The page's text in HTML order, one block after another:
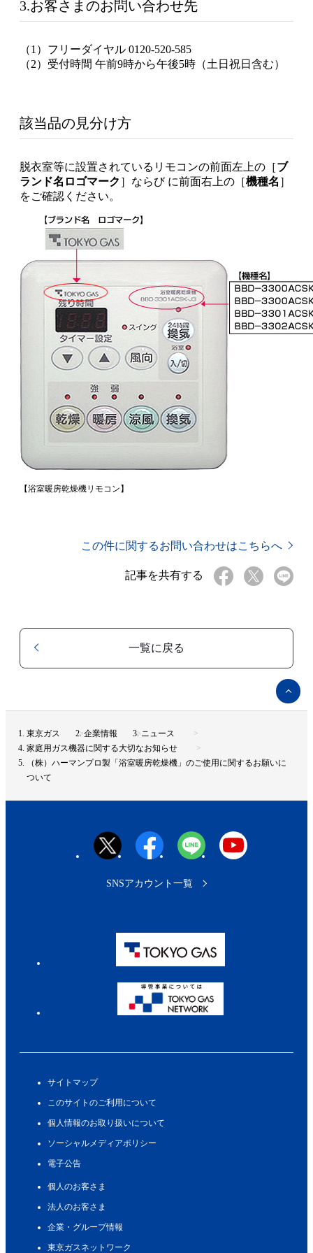
3.お客さまのお問い合わせ先
（1）フリーダイヤル 0120-520-585
（2）受付時間 午前9時から午後5時（土日祝日含む）
該当品の見分け方
脱衣室等に設置されているリモコンの前面左上の［ブ
ランド名ロゴマーク ］ならび に前面右上の［機種名 ］
をご確認ください。
【浴室暖房乾燥機リモコン】
この件に関するお問い合わせはこちらへ
記事を共有する
一覧に戻る
ペ
ー
ジ
プ
東京ガス 企業情報
ニュース
家庭用ガス機器に関する大切なお知らせ
（株）ハーマンプロ製「浴室暖房乾燥機」のご使用に関するお願いに
ついて
サイトマップ
このサイトのご利用について
個人情報のお取り扱いについて
ソーシャルメディアポリシー
電子公告
個人のお客さま
法人のお客さま
企業・グループ情報
東京ガスネットワーク
SNSアカウント一覧